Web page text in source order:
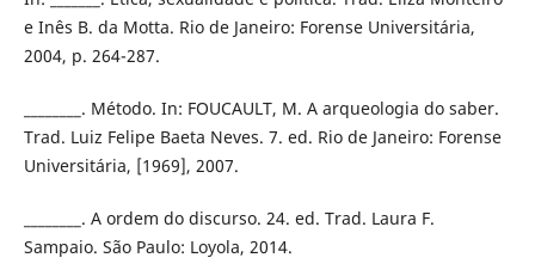
e Inês B. da Motta. Rio de Janeiro: Forense Universitária,
2004, p. 264-287.
________. Método. In: FOUCAULT, M. A arqueologia do saber.
Trad. Luiz Felipe Baeta Neves. 7. ed. Rio de Janeiro: Forense
Universitária, [1969], 2007.
________. A ordem do discurso. 24. ed. Trad. Laura F.
Sampaio. São Paulo: Loyola, 2014.